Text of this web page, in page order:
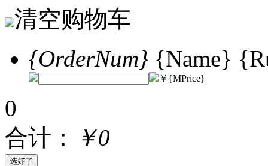
清空购物车
{OrderNum} {Name}
￥{MPrice}
0
合计：
￥0